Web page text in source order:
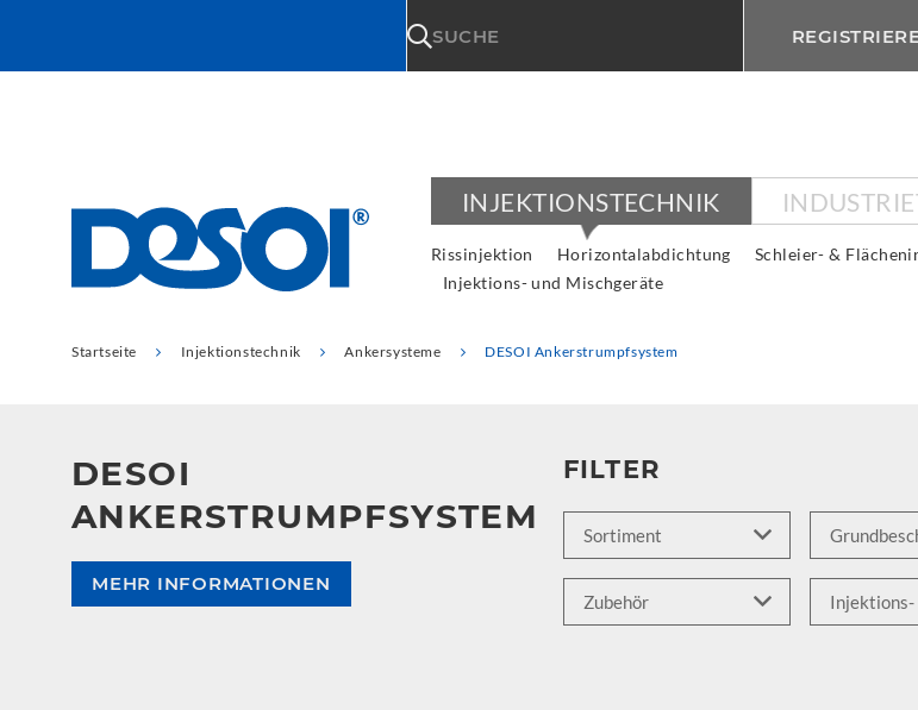
SUCHE
INJEKTIONSTECHNIK
Rissinjektion Horizontalabdichtung Schleier- &
Injektions- und Mischgeräte
Startseite Injektionstechnik Ankersysteme DESOI Ankerstrumpfsystem
DESOI
ANKERSTRUMPFSYSTEM
MEHR INFORMATIONEN
FILTER